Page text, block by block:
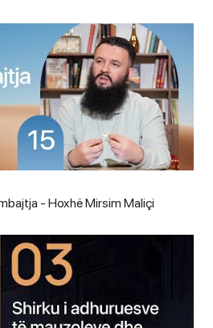
- Hoxhë Mirsim Maliçi